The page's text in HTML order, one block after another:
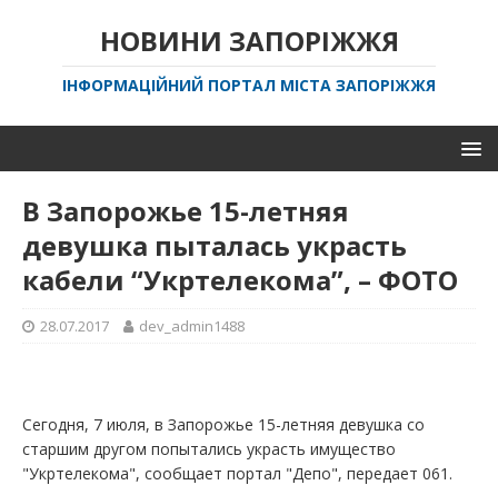
НОВИНИ ЗАПОРІЖЖЯ
ІНФОРМАЦІЙНИЙ ПОРТАЛ МІСТА ЗАПОРІЖЖЯ
В Запорожье 15-летняя
девушка пыталась украсть
кабели “Укртелекома”, – ФОТО
28.07.2017 dev_admin1488
Сегодня, 7 июля, в Запорожье 15-летняя девушка со
старшим другом попытались украсть имущество
"Укртелекома", сообщает портал "Депо", передает 061.